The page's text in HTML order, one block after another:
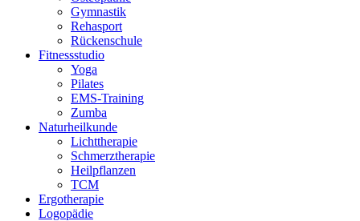
Gymnastik
Rehasport
Rückenschule
Fitnessstudio
Yoga
Pilates
EMS-Training
Zumba
Naturheilkunde
Lichttherapie
Schmerztherapie
Heilpflanzen
TCM
Ergotherapie
Logopädie